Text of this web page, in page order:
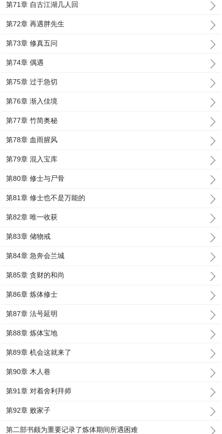
第71章 自古江湖几人回
第72章 再遇胖先生
第73章 修真五问
第74章 偶遇
第75章 过于急切
第76章 渐入佳境
第77章 竹简奥秘
第78章 血雨腥风
第79章 混入宝库
第80章 修士与尸骨
第81章 修士也不是万能的
第82章 唯一收获
第83章 储物戒
第84章 急奔会兰城
第85章 贪财的和尚
第86章 炼体修士
第87章 法号延明
第88章 炼体宝地
第89章 机会这就来了
第90章 木人巷
第91章 对着舍利拜师
第92章 败家子
第二部书颇为重要记录了炼体期间所遇困难